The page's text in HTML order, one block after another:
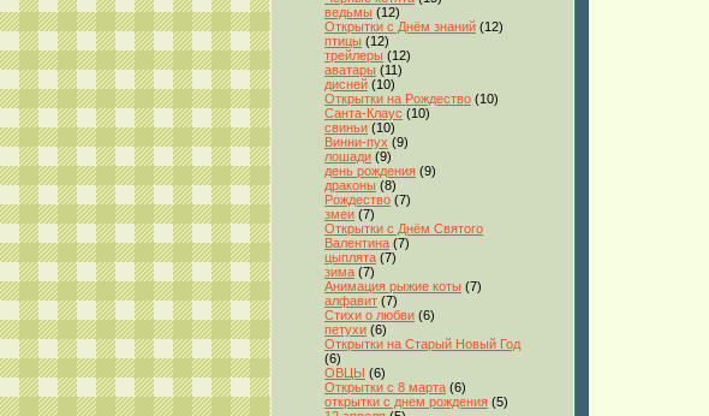
ведьмы (12)
Открытки с Днём знаний (12)
птицы (12)
трейлеры (12)
аватары (11)
дисней (10)
Открытки на Рождество (10)
Санта-Клаус (10)
свиньи (10)
Винни-пух (9)
лошади (9)
день рождения (9)
драконы (8)
Рождество (7)
змеи (7)
Открытки с Днём Святого
Валентина (7)
цыплята (7)
зима (7)
Анимация рыжие коты (7)
алфавит (7)
Стихи о любви (6)
петухи (6)
Открытки на Старый Новый Год
(6)
ОВЦЫ (6)
Открытки с 8 марта (6)
открытки с днем рождения (5)